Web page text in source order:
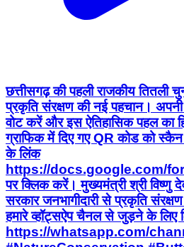
छत्तीसगढ़ की पहली राजकीय तितली
प्रकृति संरक्षण की नई पहचान।
वोट करें और इस ऐतिहासिक पहल का
ग्राफिक में दिए गए QR कोड को
के लिंक
https://docs.google.com/
पर क्लिक करें। मुख्यमंत्री श्री विष्णु
सरकार जनभागीदारी से प्रकृति
हमारे व्हॉट्सऐप चैनल से जुड़ने के लिए
https://whatsapp.com/